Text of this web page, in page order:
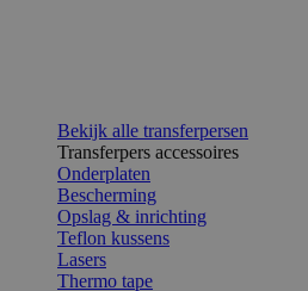
Bekijk alle transferpersen
Transferpers accessoires
Onderplaten
Bescherming
Opslag & inrichting
Teflon kussens
Lasers
Thermo tape